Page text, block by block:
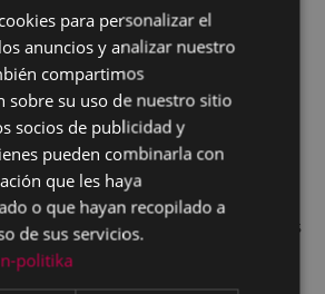
la formación
informática a nivel de
conducir, etc.).
programas, el Ayuntamiento de
a hacer más asumible el
las familias eibarresas en
al inicio del curso escolar.
han vuelto aún más necesarias
de los últimos años
BASQUE
SPANISH
para personalizar el
anuncios y analizar nuestro
compartimos
sobre su uso de nuestro sitio
socios de publicidad y
pueden combinarla con
que les haya
o que hayan recopilado a
de sus servicios.
politika